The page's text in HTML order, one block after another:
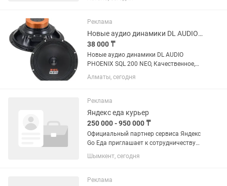
работы 11:00-00:00 Мангилик Ел 37/1
Реклама
Новые аудио динамики DL AUDIO PHOENIX SQL 200 NEO
38 000 ₸
Новые аудио динамики DL AUDIO
PHOENIX SQL 200 NEO, Качественное,
мощное, чистое детализированное
звучание с отличным панчем. Диаметр
Ом, Номинальная мощность 140...
Алматы, сегодня
Реклама
Яндекс еда курьер
250 000 - 950 000 ₸
Официальный партнер сервиса Яндекс
Go Еда приглашает к сотрудничеству
курьера. Опыт работы не требуется.
Обучаем, выдаем инвентарь и
ДОХОД И ВЫПЛАТЫ: Мы предлагаем...
Шымкент, сегодня
Реклама